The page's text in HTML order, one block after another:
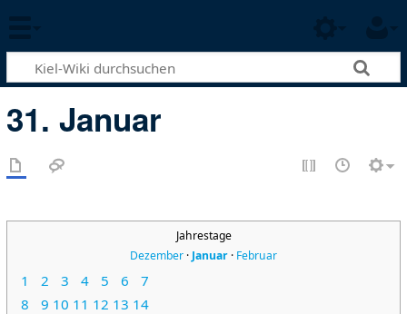
31. Januar
Jahrestage
Dezember · Januar · Februar
1 2 3 4 5 6
7
8
9 10 11 12 13 14